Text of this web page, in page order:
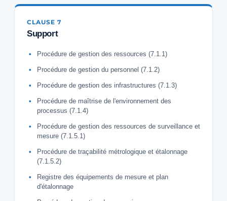
CLAUSE 7
Support
Procédure de gestion des ressources (7.1.1)
Procédure de gestion du personnel (7.1.2)
Procédure de gestion des infrastructures (7.1.3)
Procédure de maîtrise de l'environnement des
processus (7.1.4)
Procédure de gestion des ressources de surveillance et
mesure (7.1.5.1)
Procédure de traçabilité métrologique et étalonnage
(7.1.5.2)
Registre des équipements de mesure et plan
d'étalonnage